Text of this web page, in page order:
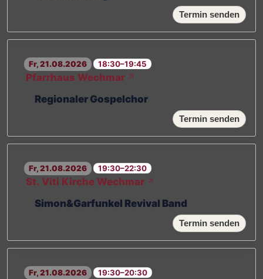
Termin senden
Fr, 21.08.2026 18:30–19:45
Pfarrhaus Wechmar ↗
Regionaler Gospelchor
Termin senden
Fr, 21.08.2026 19:30–22:30
St. Viti Kirche Wechmar ↗
Simon&Garfunkel Revival Band
Termin senden
Fr, 21.08.2026 19:30–20:30